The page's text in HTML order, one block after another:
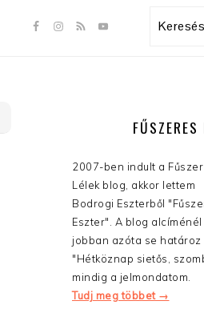
NAVIGATION
Search
OLDALSÁVFŰSZERES
2007-ben indult a
Lélek blog, akkor lettem
Bodrogi Eszterből
Eszter". A blog alcíménél
jobban azóta se határoz
"Hétköznap sietős,
mindig a jelmondatom.
Tudj meg többet →